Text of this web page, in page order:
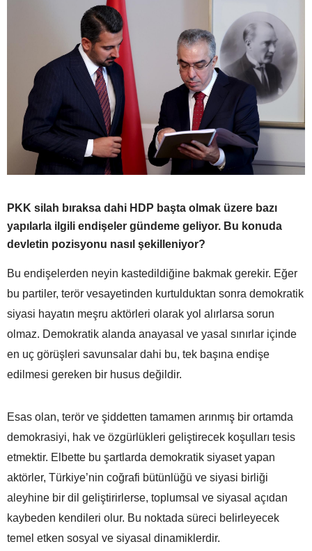
PKK silah bıraksa dahi HDP başta olmak üzere bazı
yapılarla ilgili endişeler gündeme geliyor. Bu konuda
devletin pozisyonu nasıl şekilleniyor?
Bu endişelerden neyin kastedildiğine bakmak gerekir. Eğer
bu partiler, terör vesayetinden kurtulduktan sonra demokratik
siyasi hayatın meşru aktörleri olarak yol alırlarsa sorun
olmaz. Demokratik alanda anayasal ve yasal sınırlar içinde
en uç görüşleri savunsalar dahi bu, tek başına endişe
edilmesi gereken bir husus değildir.
Esas olan, terör ve şiddetten tamamen arınmış bir ortamda
demokrasiyi, hak ve özgürlükleri geliştirecek koşulları tesis
etmektir. Elbette bu şartlarda demokratik siyaset yapan
aktörler, Türkiye’nin coğrafi bütünlüğü ve siyasi birliği
aleyhine bir dil geliştirirlerse, toplumsal ve siyasal açıdan
kaybeden kendileri olur. Bu noktada süreci belirleyecek
temel etken sosyal ve siyasal dinamiklerdir.